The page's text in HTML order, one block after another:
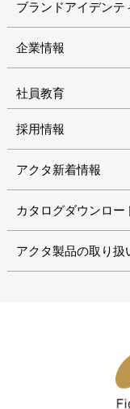
ブランドアイデンテ
企業情報
社員教育
採用情報
アクタ新着情報
カタログダウンロー
アクタ製品の取り扱